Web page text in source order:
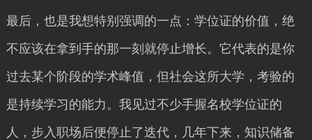
最后，也是我想特别强调的一点：学位证的价值，绝
不应该在拿到手的那一刻就停止增长。它代表的是你
过去某个阶段的学术峰值，但社会这所大学，考验的
是持续学习的能力。我见过不少手握名校学位证的
人，步入职场后便停止了迭代，几年下来，知识储备